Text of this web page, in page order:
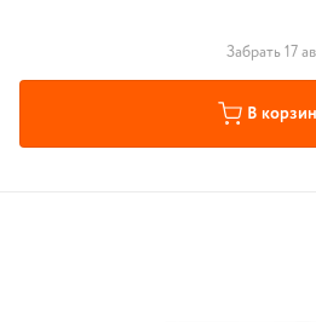
Забрать 17
В